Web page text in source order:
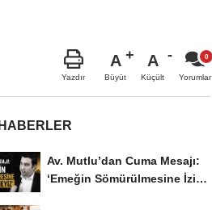
Yazdır
A
Büyüt
A
Küçült Yorumlar
Av. Mutlu’dan Cuma Mesajı:
‘Emeğin Sömürülmesine İzin